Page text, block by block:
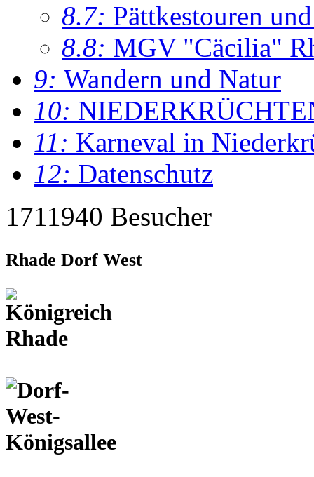
8.7: Pättkestouren
8.8: MGV "Cäcilia"
9: Wandern und Natur
10:
11: Karneval in
12: Datenschutz
1711940 Besucher
Rhade Dorf West